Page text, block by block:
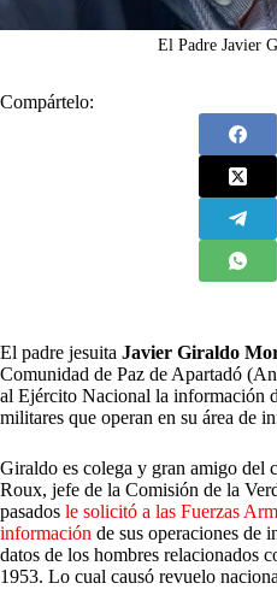
El Padre Javier
Compártelo:
El padre jesuita Javier Giraldo
Comunidad de Paz de Apartadó
al Ejército Nacional la información
militares que operan en su área de
Giraldo es colega y gran amigo del
Roux, jefe de la Comisión de la
pasados le solicitó a las Fuerzas
información de sus operaciones de
datos de los hombres relacionados
1953. Lo cual causó revuelo